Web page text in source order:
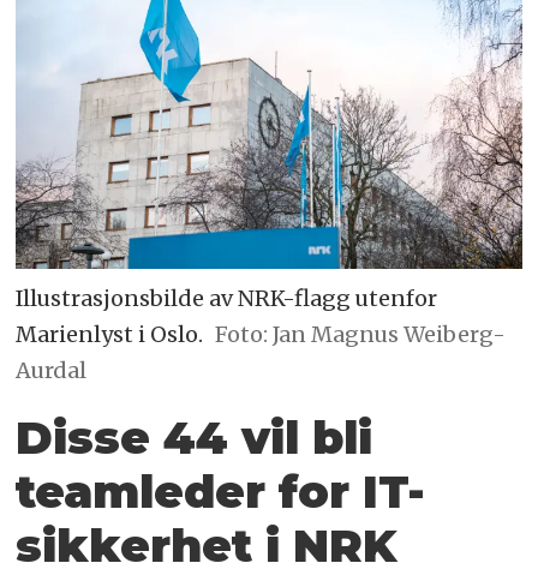
Illustrasjonsbilde av NRK-flagg utenfor
Marienlyst i Oslo. Foto: Jan Magnus Weiberg-
Aurdal
Disse 44 vil bli
teamleder for IT-
sikkerhet i NRK